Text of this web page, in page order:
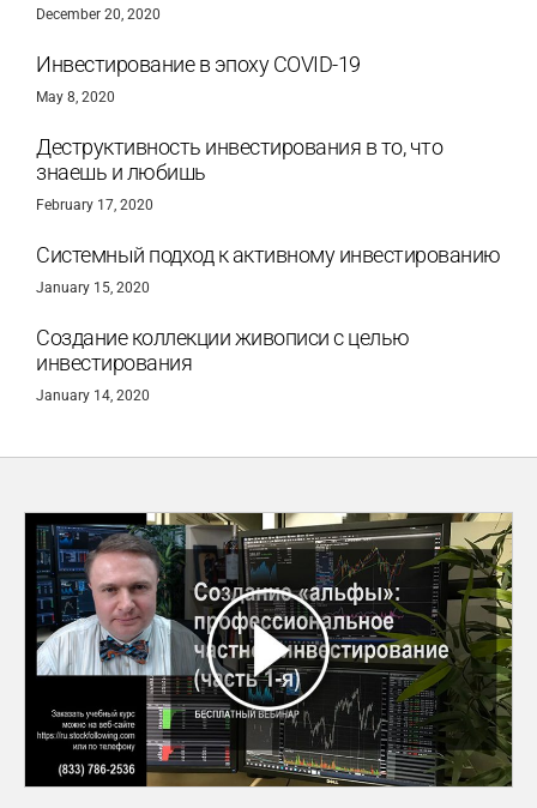
December 20, 2020
Инвестирование в эпоху COVID-19
May 8, 2020
Деструктивность инвестирования в то, что
знаешь и любишь
February 17, 2020
Системный подход к активному инвестированию
January 15, 2020
Создание коллекции живописи с целью
инвестирования
January 14, 2020